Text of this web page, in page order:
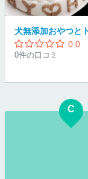
0.0
0件の口コミ
C